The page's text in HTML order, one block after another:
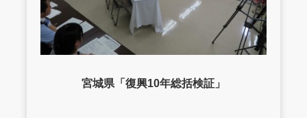
宮城県「復興10年総括検証」